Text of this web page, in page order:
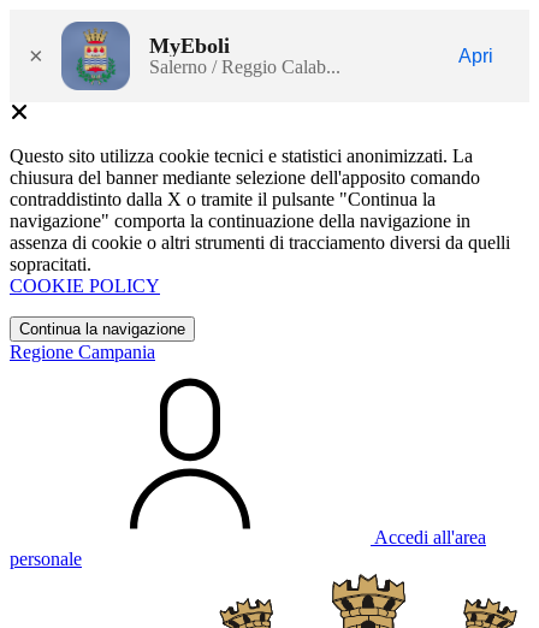
× MyEboli
Salerno / Reggio Calab...
Apri
Questo sito utilizza cookie tecnici e statistici anonimizzati. La
chiusura del banner mediante selezione dell'apposito comando
contraddistinto dalla X o tramite il pulsante "Continua la
navigazione" comporta la continuazione della navigazione in
assenza di cookie o altri strumenti di tracciamento diversi da quelli
sopracitati.
COOKIE POLICY
Continua la navigazione
Regione Campania
Accedi all'area
personale